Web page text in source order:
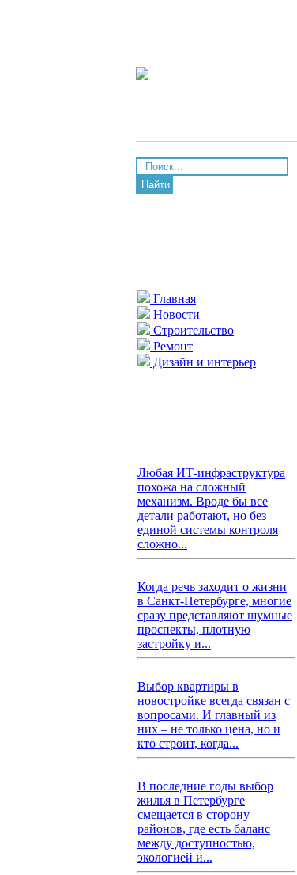
Найти
Главная
Новости
Строительство
Ремонт
Дизайн и интерьер
Любая ИТ-инфраструктура
похожа на сложный
механизм. Вроде бы все
детали работают, но без
единой системы контроля
сложно...
Когда речь заходит о жизни
в Санкт-Петербурге, многие
сразу представляют шумные
проспекты, плотную
застройку и...
Выбор квартиры в
новостройке всегда связан с
вопросами. И главный из
них – не только цена, но и
кто строит, когда...
В последние годы выбор
жилья в Петербурге
смещается в сторону
районов, где есть баланс
между доступностью,
экологией и...